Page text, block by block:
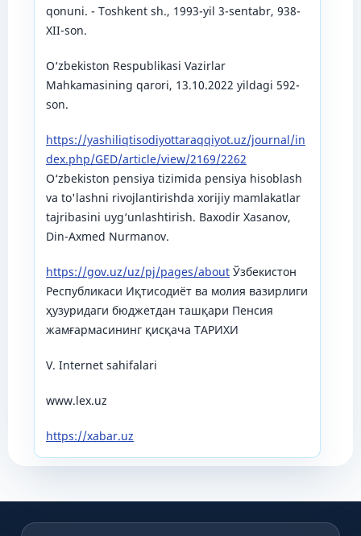
qonuni. - Toshkent sh., 1993-yil 3-sentabr, 938-
XII-son.
O‘zbekiston Respublikasi Vazirlar
Mahkamasining qarori, 13.10.2022 yildagi 592-
son.
https://yashiliqtisodiyottaraqqiyot.uz/journal/in
dex.php/GED/article/view/2169/2262
O‘zbekiston pensiya tizimida pensiyа hisoblash
va to'lashni rivojlantirishda xorijiy mamlakatlar
tajribasini uyg‘unlashtirish. Bаxоdir Xаsаnоv,
Din-Axmed Nurmanov.
https://gov.uz/uz/pj/pages/aboutЎзбекистон
Республикаси Иқтисодиёт ва молия вазирлиги
ҳузуридаги бюджетдан ташқари Пенсия
жамғармасининг қисқача ТАРИХИ
V. Internet sahifalari
www.lex.uz
https://xabar.uz